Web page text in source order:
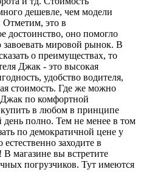
дешевле, чем модели
Отметим, это в
достоинство, оно помогло
мировой рынок. В
о преимуществах, то
Джак - это высокая
удобство водителя,
стоимость. Где же можно
по комфортной
в любом в принципе
день полно. Тем не менее в том
по демократичной цене у
заходите в
магазине вы встретите
погрузчиков. Тут имеются